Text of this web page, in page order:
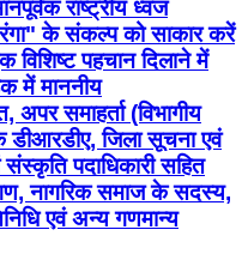
राष्ट्रीय ध्वज
के संकल्प को साकार करें
पहचान दिलाने में
में माननीय
समाहर्ता (विभागीय
जिला सूचना एवं
पदाधिकारी सहित
नागरिक समाज के सदस्य,
एवं अन्य गणमान्य